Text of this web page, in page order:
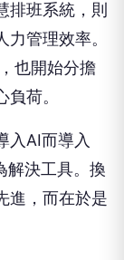
排班系統，則
管理效率。
也開始分擔
荷。
入AI而導入
解決工具。換
進，而在於是